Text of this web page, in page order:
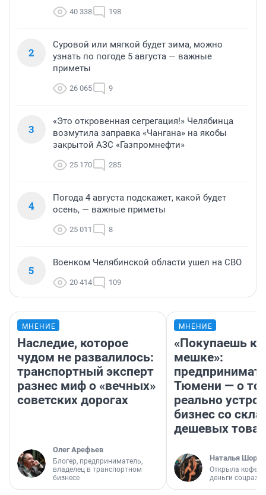
40 338 198
2
Суровой или мягкой будет зима, можно
узнать по погоде 5 августа — важные
приметы
26 065 9
3
«Это откровенная сегрегация!» Челябинца
возмутила заправка «Чангана» на якобы
закрытой АЗС «Газпромнефти»
25 170 285
4
Погода 4 августа подскажет, какой будет
осень, — важные приметы
25 011 8
5
Военком Челябинской области ушел на СВО
20 414 109
МНЕНИЕ
Наследие, которое
чудом не развалилось:
транспортный эксперт
разнес миф о «вечных»
советских дорогах
Олег Арефьев
Блогер, предприниматель,
владелец в транспортном
бизнесе
МНЕНИЕ
«Покупаешь
мешке»:
Тюмени — о
реально
бизнес со
дешевых
Наталья
Открыла
деньги